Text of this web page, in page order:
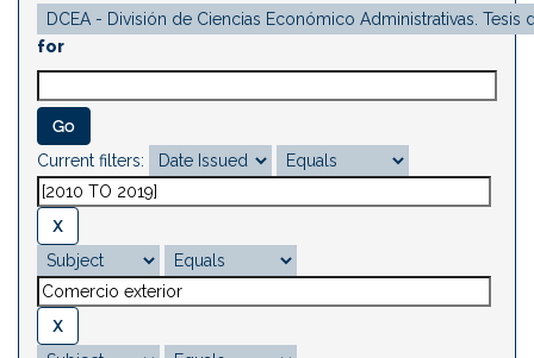
for
Current filters: